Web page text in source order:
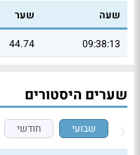
שעה שער
09:38:13
44.74
שערים היסטורים
שבועי חודשי